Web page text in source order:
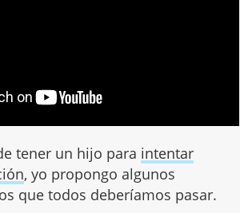
tener un hijo para intentar
, yo propongo algunos
que todos deberíamos pasar.